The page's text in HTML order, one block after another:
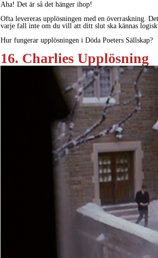
Aha! Det är så det hänger ihop!
Ofta levereras upplösningen med en överraskning.
varje fall inte om du vill att ditt slut ska kännas
Hur fungerar upplösningen i Döda Poeters Sällskap?
16. Charlies Upplösning